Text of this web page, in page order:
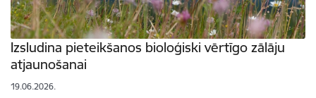
Izsludina pieteikšanos bioloģiski vērtīgo zālāju
atjaunošanai
19.06.2026.